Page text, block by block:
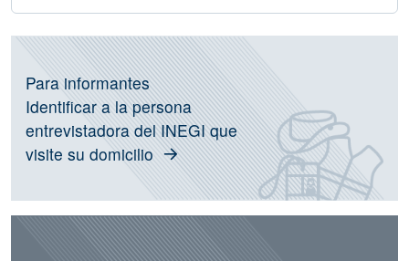
Información de operativos vigentes,
Para informantes
Identificar a la persona
entrevistadora del INEGI que
visite su domicilio